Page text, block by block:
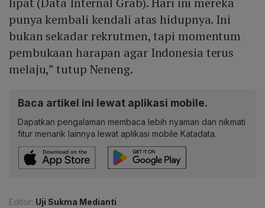
punya kembali kendali atas hidupnya. Ini
bukan sekadar rekrutmen, tapi momentum
pembukaan harapan agar Indonesia terus
melaju,” tutup Neneng.
Baca artikel ini lewat aplikasi mobile.
Dapatkan pengalaman membaca lebih nyaman dan nikmati
fitur menarik lainnya lewat aplikasi mobile Katadata.
Editor: Uji Sukma Medianti